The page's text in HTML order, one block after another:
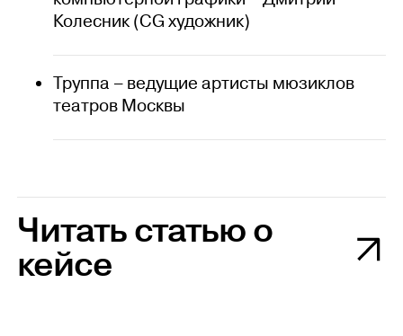
Колесник (CG художник)
Труппа – ведущие артисты мюзиклов
театров Москвы
Читать статью о
кейсе